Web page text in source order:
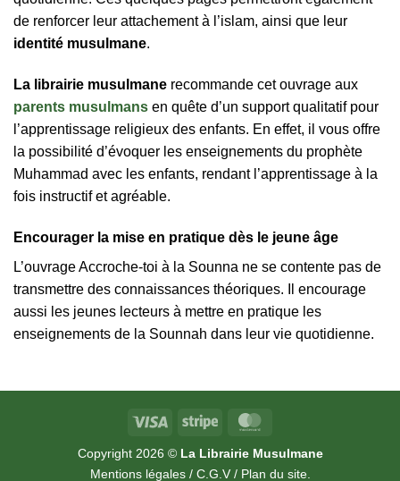
de renforcer leur attachement à l’islam, ainsi que leur
identité musulmane.
La librairie musulmane recommande cet ouvrage aux
parents musulmans en quête d’un support qualitatif pour
l’apprentissage religieux des enfants. En effet, il vous offre
la possibilité d’évoquer les enseignements du prophète
Muhammad avec les enfants, rendant l’apprentissage à la
fois instructif et agréable.
Encourager la mise en pratique dès le jeune âge
L’ouvrage Accroche-toi à la Sounna ne se contente pas de
transmettre des connaissances théoriques. Il encourage
aussi les jeunes lecteurs à mettre en pratique les
enseignements de la Sounnah dans leur vie quotidienne.
Visa Stripe
Copyright 2026 © La Librairie Musulmane
Mentions légales/ C.G.V/ Plan du site.